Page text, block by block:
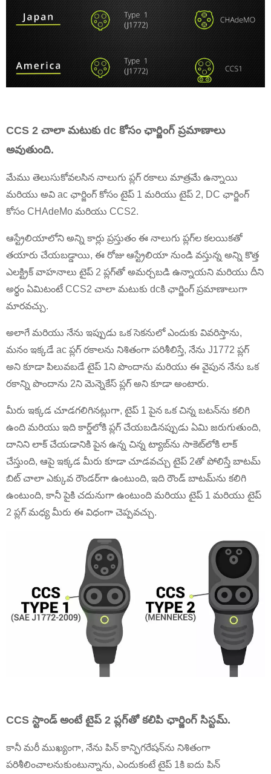
CCS 2 చాలా మటుకు dc కోసం ఛార్జింగ్ ప్రమాణాలు
అవుతుంది.
మేము తెలుసుకోవలసిన నాలుగు ప్లగ్ రకాలు మాత్రమే ఉన్నాయి
మరియు అవి ac ఛార్జింగ్ కోసం టైప్ 1 మరియు టైప్ 2, DC ఛార్జింగ్
కోసం CHAdeMo మరియు CCS2.
ఆస్ట్రేలియాలోని అన్ని కార్లు ప్రస్తుతం ఈ నాలుగు ప్లగ్‌ల కలయికతో
తయారు చేయబడ్డాయి, ఈ రోజు ఆస్ట్రేలియా నుండి వస్తున్న అన్ని కొత్త
ఎలక్ట్రిక్ వాహనాలు టైప్ 2 ప్లగ్‌తో అమర్చబడి ఉన్నాయని మరియు దీని
అర్థం ఏమిటంటే CCS2 చాలా మటుకు dcకి ఛార్జింగ్ ప్రమాణాలుగా
మారవచ్చు.
అలాగే మరియు నేను ఇప్పుడు ఒక సెకనులో ఎందుకు వివరిస్తాను,
మనం ఇక్కడే ac ప్లగ్ రకాలను నిశితంగా పరిశీలిస్తే, నేను J1772 ప్లగ్
అని కూడా పిలువబడే టైప్ 1ని పొందాను మరియు ఈ వైపున నేను ఒక
రకాన్ని పొందాను 2ని మెన్నెకేస్ ప్లగ్ అని కూడా అంటారు.
మీరు ఇక్కడ చూడగలిగినట్లుగా, టైప్ 1 పైన ఒక చిన్న బటన్‌ను కలిగి
ఉంది మరియు ఇది కార్డ్‌లోకి ప్లగ్ చేయబడినప్పుడు ఏమి జరుగుతుంది,
దానిని లాక్ చేయడానికి పైన ఉన్న చిన్న ట్యాబ్‌ను సాకెట్‌లోకి లాక్
చేస్తుంది, ఆపై ఇక్కడ మీరు కూడా చూడవచ్చు టైప్ 2తో పోలిస్తే బాటమ్
బిట్ చాలా ఎక్కువ రౌండర్‌గా ఉంటుంది, ఇది రౌండ్ బాటమ్‌ను కలిగి
ఉంటుంది, కానీ పైకి చదునుగా ఉంటుంది మరియు టైప్ 1 మరియు టైప్
2 ప్లగ్ మధ్య మీరు ఈ విధంగా చెప్పవచ్చు.
CCS స్టాండ్ అంటే టైప్ 2 ప్లగ్‌తో కలిపి ఛార్జింగ్ సిస్టమ్.
కానీ మరీ ముఖ్యంగా, నేను పిన్ కాన్ఫిగరేషన్‌ను నిశితంగా
పరిశీలించాలనుకుంటున్నాను, ఎందుకంటే టైప్ 1కి ఐదు పిన్